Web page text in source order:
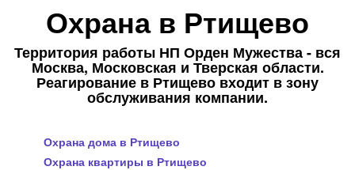
Охрана в Ртищево
Территория работы НП Орден Мужества - вся
Москва, Московская и Тверская области.
Реагирование в Ртищево входит в зону
обслуживания компании.
Охрана дома в Ртищево
Охрана квартиры в Ртищево